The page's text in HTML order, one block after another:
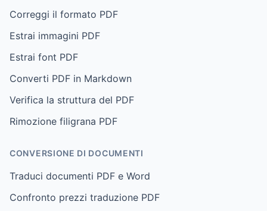
Correggi il formato PDF
Estrai immagini PDF
Estrai font PDF
Converti PDF in Markdown
Verifica la struttura del PDF
Rimozione filigrana PDF
CONVERSIONE DI DOCUMENTI
Traduci documenti PDF e Word
Confronto prezzi traduzione PDF